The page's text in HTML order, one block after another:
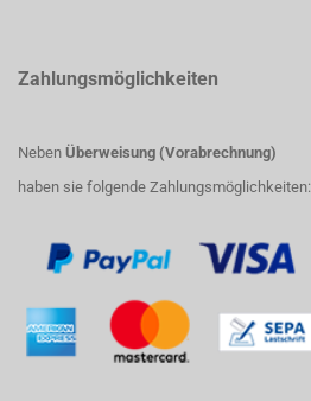
Zahlungsmöglichkeiten
Neben Überweisung (Vorabrechnung)
haben sie folgende Zahlungsmöglichkeiten: